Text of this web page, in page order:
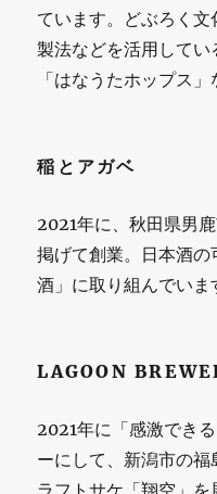
ています。どぶろく
製法などを活用してい
「はなうたホップス
稲とアガベ
2021年に、秋田県男
掲げて創業。日本酒
酒」に取り組んでいま
LAGOON
2021年に「感激でき
ーにして、新潟市の
ラフトサケ「翔空」